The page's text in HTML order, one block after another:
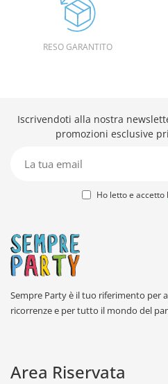
RESO GARANTITO
Iscrivendoti alla nostra
promozioni esclusive
Ho letto e accetto
Sempre Party è il tuo riferimento per
ricorrenze e per tutto il mondo del
Area Riservata